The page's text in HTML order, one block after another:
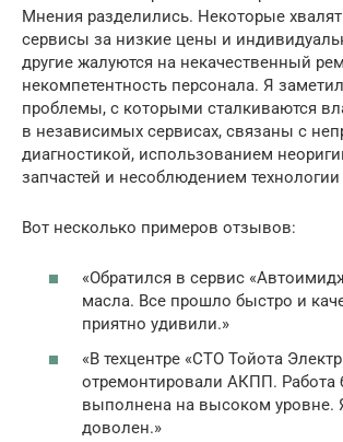
Мнения разделились. Некоторые
сервисы за низкие цены и
другие жалуются на некачественный
некомпетентность персонала. Я
проблемы, с которыми сталкиваются
в независимых сервисах, связаны с
диагностикой, использованием
запчастей и несоблюдением
Вот несколько примеров отзывов:
«Обратился в сервис
масла. Все прошло быстро и
приятно удивили.»
«В техцентре «СТО Тойота
отремонтировали АКПП. Работа
выполнена на высоком уровне.
доволен.»